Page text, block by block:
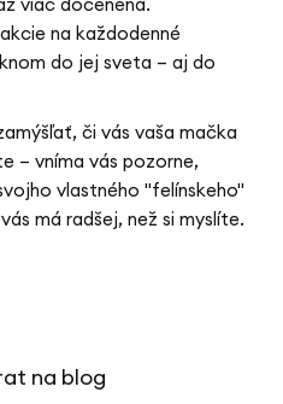
na každodenné
do jej sveta – aj do
či vás vaša mačka
– vníma vás pozorne,
vlastného "felínskeho"
má radšej, než si myslíte.
na blog